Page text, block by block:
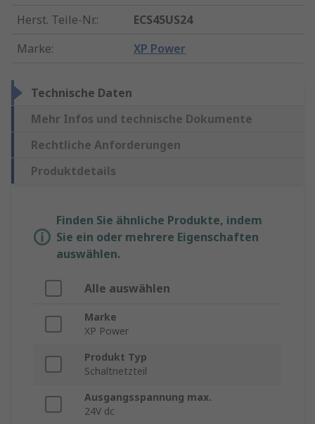
Herst. Teile-Nr.:
ECS45US24
Marke: XP Power
Technische Daten
Mehr Infos und technische Dokumente
Rechtliche Anforderungen
Produktdetails
Finden Sie ähnliche Produkte, indem
Sie ein oder mehrere Eigenschaften
auswählen.
Alle auswählen
Marke
XP Power
Produkt Typ
Schaltnetzteil
Ausgangsspannung max.
24V dc